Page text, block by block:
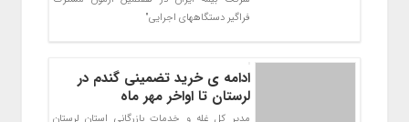
فراگیر دستگاههای اجرایی"
ادامه ی خرید تضمینی گندم در
لرستان تا اواخر مهر ماه
مدیر کل غله و خدمات بازرگانی استان لرستان